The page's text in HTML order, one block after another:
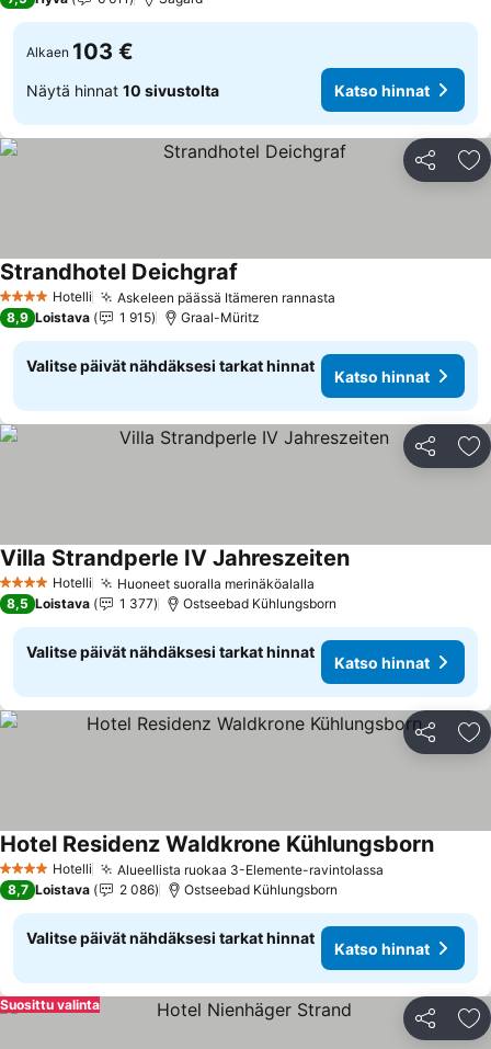
Alkaen 103 €
Näytä hinnat 10 sivustolta Katso hinnat
Jaa
4 Tähtiluokitus
Hotelli Askeleen päässä Itämeren rannasta
Strandhotel Deichgraf
8,9 Loistava 1 915 Graal-Müritz
Valitse päivät nähdäksesi tarkat hinnat
Katso hinnat
Jaa
4 Tähtiluokitus
Hotelli Huoneet suoralla merinäköalalla
Villa Strandperle IV JahreszeitenKatso hinnat
8,5 Loistava 1 377 Ostseebad Kühlungsborn
Valitse päivät nähdäksesi tarkat hinnat
Katso hinnat
Jaa
4 Tähtiluokitus
Hotelli Alueellista ruokaa 3-Elemente-ravintolassa
Hotel Residenz Waldkrone KühlungsbornKatso
8,7 Loistava 2 086 Ostseebad Kühlungsborn
Valitse päivät nähdäksesi tarkat hinnat
Katso hinnat
Jaa
Suosittu valinta